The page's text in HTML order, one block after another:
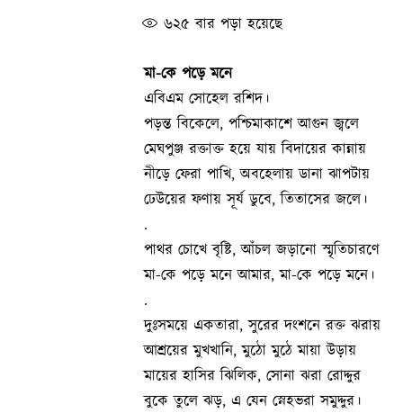
৬২৫ বার পড়া হয়েছে
মা-কে পড়ে মনে
এবিএম সোহেল রশিদ।
পড়ন্ত বিকেলে, পশ্চিমাকাশে আগুন জ্বলে
মেঘপুঞ্জ রক্তাক্ত হয়ে যায় বিদায়ের কান্নায়
নীড়ে ফেরা পাখি, অবহেলায় ডানা ঝাপটায়
ঢেউয়ের ফণায় সূর্য ডুবে, তিতাসের জলে।
.
পাথর চোখে বৃষ্টি, আঁচল জড়ানো স্মৃতিচারণে
মা-কে পড়ে মনে আমার, মা-কে পড়ে মনে।
.
দুঃসময়ে একতারা, সুরের দংশনে রক্ত ঝরায়
আশ্রয়ের মুখখানি, মুঠো মুঠে মায়া উড়ায়
মায়ের হাসির ঝিলিক, সোনা ঝরা রোদ্দুর
বুকে তুলে ঝড়, এ যেন স্নেহভরা সমুদ্দুর।